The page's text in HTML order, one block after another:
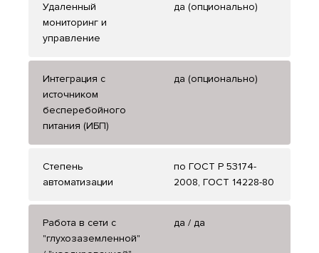
Удаленный
мониторинг и
управление
да (опционально)
Интеграция с
источником
бесперебойного
питания (ИБП)
да (опционально)
Степень
автоматизации
по ГОСТ Р 53174-
2008, ГОСТ 14228-80
Работа в сети с
"глухозаземленной"
да / да